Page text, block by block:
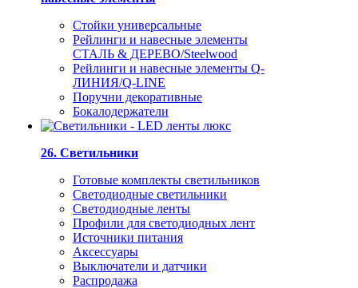
Стойки универсальные
Рейлинги и навесные элементы
СТАЛЬ & ДЕРЕВО/Steelwood
Рейлинги и навесные элементы Q-
ЛИНИЯ/Q-LINE
Поручни декоративные
Бокалодержатели
26. Светильники
Готовые комплекты светильников
Светодиодные светильники
Светодиодные ленты
Профили для светодиодных лент
Источники питания
Аксессуары
Выключатели и датчики
Распродажа